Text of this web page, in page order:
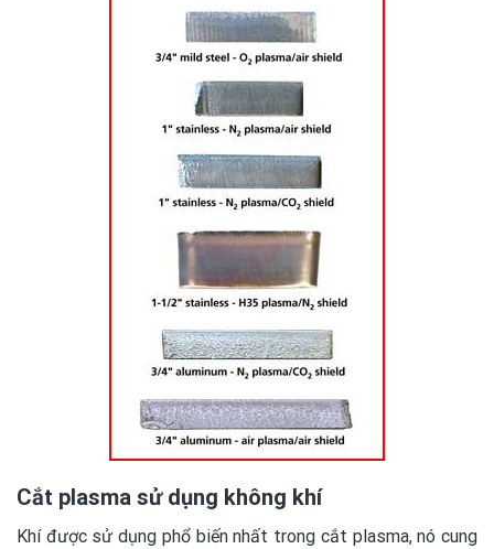
Cắt plasma sử dụng không khí
Khí được sử dụng phổ biến nhất trong cắt plasma, nó cung